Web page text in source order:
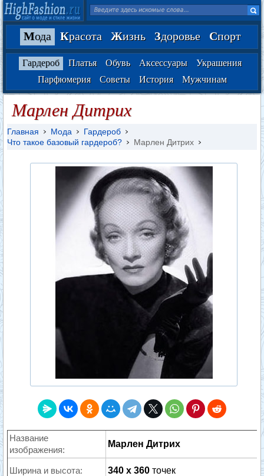
Мода Красота Жизнь Здоровье Спорт
Гардероб Платья Обувь Аксессуары
Украшения
Парфюмерия
Советы История Мужчинам
Марлен Дитрих
Главная Мода
Гардероб
Что такое базовый гардероб?
Марлен Дитрих
Название
изображения:
Марлен Дитрих
Ширина и высота: 340 x 360 точек